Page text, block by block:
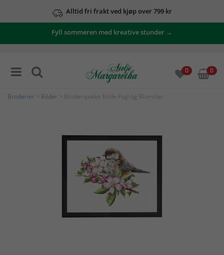
Alltid fri frakt ved kjøp over 799 kr
Fyll sommeren med kreative stunder →
0 0
Broderier Bilder > Broderipakke Bilde Fugl og Blomster